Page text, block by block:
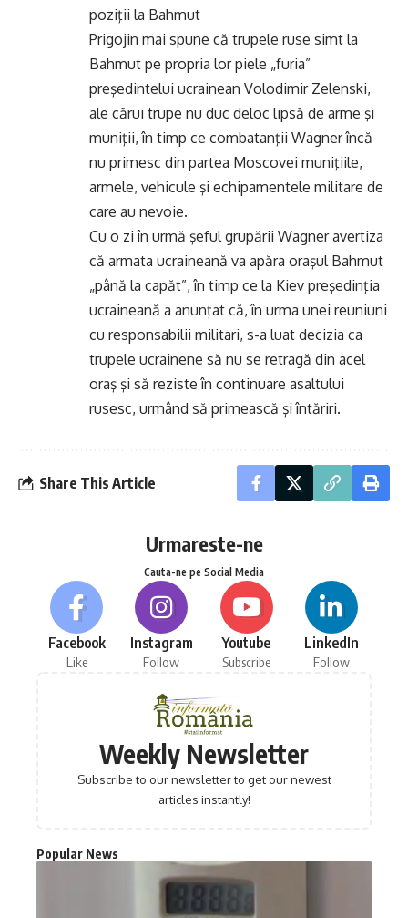
poziţii la Bahmut
Prigojin mai spune că trupele ruse simt la
Bahmut pe propria lor piele „furia”
preşedintelui ucrainean Volodimir Zelenski,
ale cărui trupe nu duc deloc lipsă de arme şi
muniţii, în timp ce combatanţii Wagner încă
nu primesc din partea Moscovei muniţiile,
armele, vehicule şi echipamentele militare de
care au nevoie.
Cu o zi în urmă şeful grupării Wagner avertiza
că armata ucraineană va apăra oraşul Bahmut
„până la capăt”, în timp ce la Kiev preşedinţia
ucraineană a anunţat că, în urma unei reuniuni
cu responsabilii militari, s-a luat decizia ca
trupele ucrainene să nu se retragă din acel
oraş şi să reziste în continuare asaltului
rusesc, urmând să primească şi întăriri.
Share This Article
Urmareste-ne
Cauta-ne pe Social Media
Facebook
Like
Instagram
Follow
Youtube
Subscribe
LinkedIn
Follow
Weekly Newsletter
Subscribe to our newsletter to get our newest
articles instantly!
Popular News